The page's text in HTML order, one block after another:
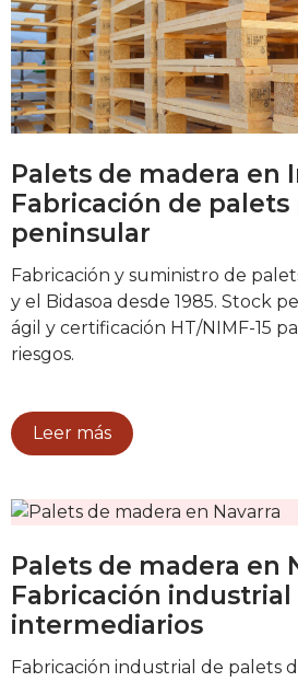
Palets de madera en
Fabricación de
peninsular
Fabricación y suministro de
y el Bidasoa desde 1985. Stock
ágil y certificación HT/NIMF-15
riesgos.
Leer más
Palets de madera en
Fabricación industrial
intermediarios
Fabricación industrial de palets